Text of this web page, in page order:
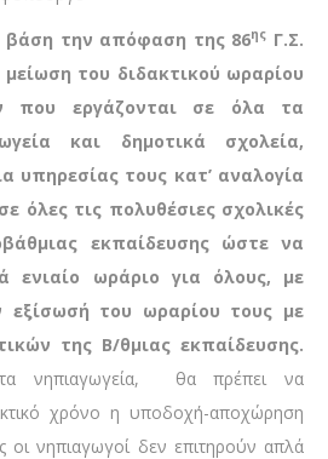
βάση την απόφαση της 86ης Γ.Σ.
μείωση του διδακτικού ωραρίου
που εργάζονται σε όλα τα
και δημοτικά σχολεία,
υπηρεσίας τους κατ’ αναλογία
όλες τις πολυθέσιες σχολικές
εκπαίδευσης ώστε να
ενιαίο ωράριο για όλους, με
του ωραρίου τους με
της Β/θμιας εκπαίδευσης.
νηπιαγωγεία, θα πρέπει να
χρόνο η υποδοχή-αποχώρηση
οι νηπιαγωγοί δεν επιτηρούν απλά